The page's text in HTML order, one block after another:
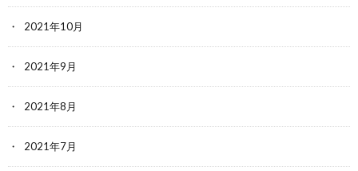
2021年10月
2021年9月
2021年8月
2021年7月